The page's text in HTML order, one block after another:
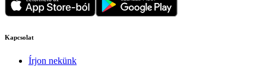
Kapcsolat
Írjon nekünk